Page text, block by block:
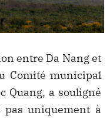
entre Da Nang et
Comité municipal
Quang, a souligné
uniquement à